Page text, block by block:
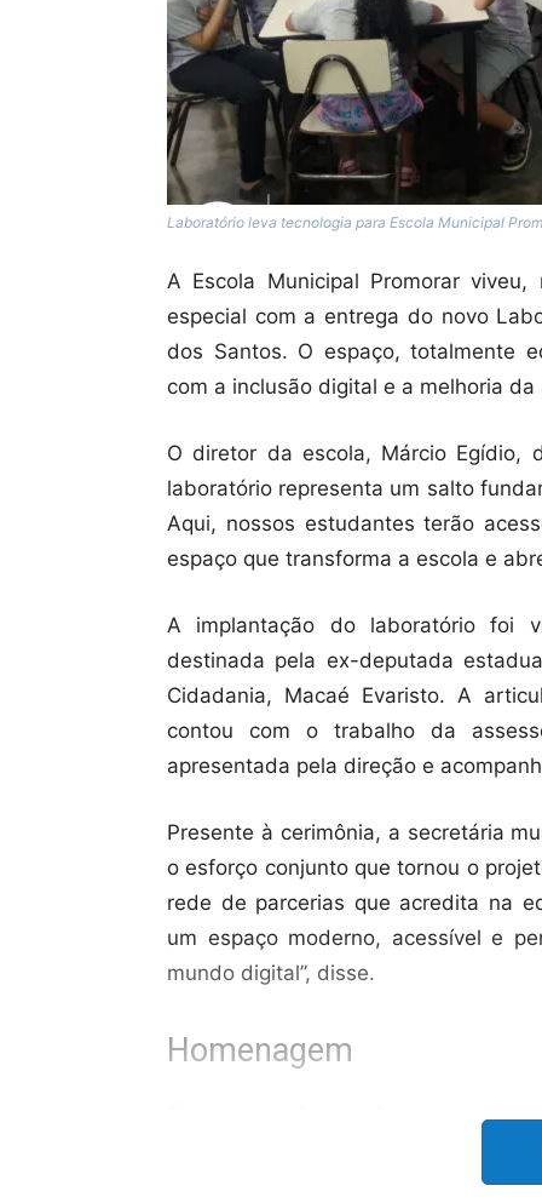
Laboratório leva tecnologia para Escola Municipal
A Escola Municipal Promorar
especial com a entrega do novo
dos Santos. O espaço, totalmente
com a inclusão digital e a melhoria da
O diretor da escola, Márcio Egídio,
laboratório representa um salto
Aqui, nossos estudantes terão
espaço que transforma a escola e
A implantação do laboratório foi
destinada pela ex-deputada
Cidadania, Macaé Evaristo. A
contou com o trabalho da
apresentada pela direção e
Presente à cerimônia, a secretária
o esforço conjunto que tornou o
rede de parcerias que acredita na
um espaço moderno, acessível e
mundo digital”, disse.
Homenagem
A inauguração também
homenagem póstuma à
laboratório. Reconhecida por